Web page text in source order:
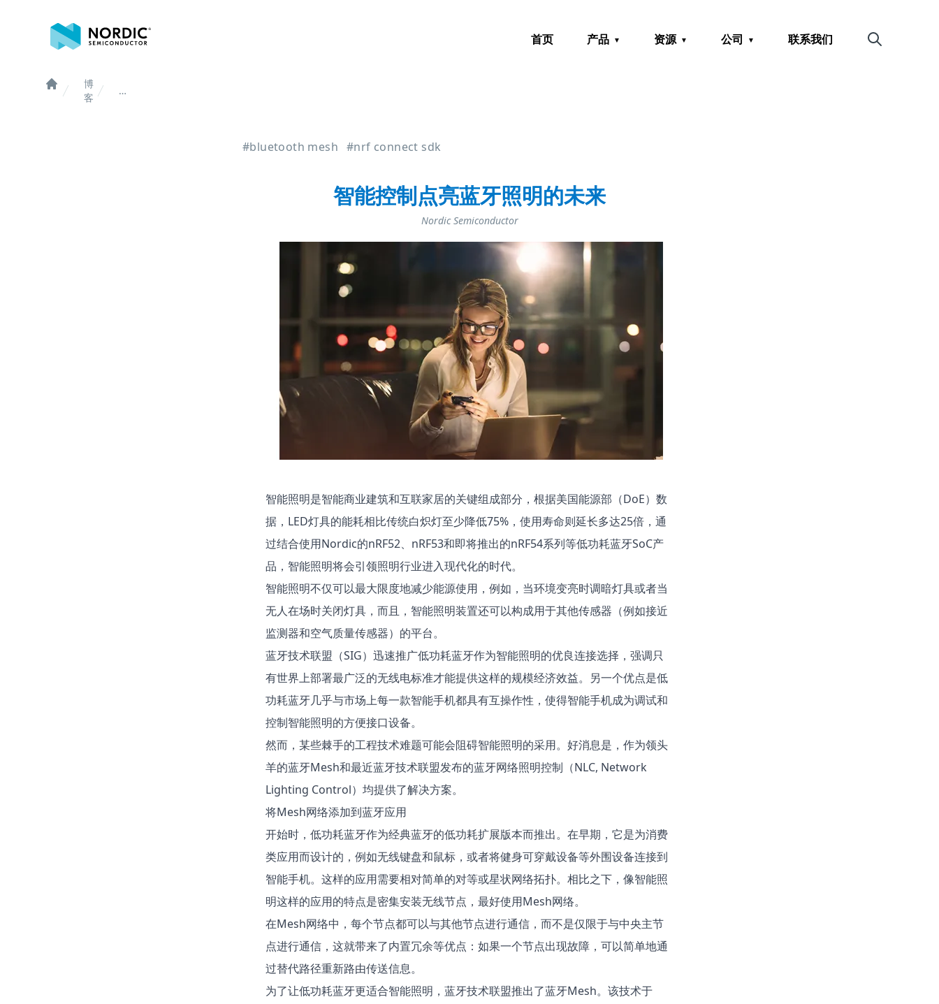
首页 产品 资源 公司
联系我们
Home
博
客
智
#bluetooth mesh #nrf connect sdk
智能控制点亮蓝牙照明的未来
Nordic Semiconductor
智能照明是智能商业建筑和互联家居的关键组成部分，根据美国能源部（DoE）数
据，LED灯具的能耗相比传统白炽灯至少降低75%，使用寿命则延长多达25倍，通
过结合使用Nordic的nRF52、 nRF53和即将推出的nRF54系列等低功耗蓝牙SoC产
品，智能照明将会引领照明行业进入现代化的时代。
智能照明不仅可以最大限度地减少能源使用，例如，当环境变亮时调暗灯具或者当
无人在场时关闭灯具，而且，智能照明装置还可以构成用于其他传感器（例如接近
监测器和空气质量传感器）的平台。
蓝牙技术联盟（SIG）迅速推广低功耗蓝牙作为智能照明的优良连接选择，强调只
有世界上部署最广泛的无线电标准才能提供这样的规模经济效益。另一个优点是低
功耗蓝牙几乎与市场上每一款智能手机都具有互操作性，使得智能手机成为调试和
控制智能照明的方便接口设备。
然而，某些棘手的工程技术难题可能会阻碍智能照明的采用。好消息是，作为领头
羊的蓝牙Mesh和最近蓝牙技术联盟发布的蓝牙网络照明控制（NLC, Network
Lighting Control）均提供了解决方案。
将Mesh网络添加到蓝牙应用
开始时，低功耗蓝牙作为经典蓝牙的低功耗扩展版本而推出。在早期，它是为消费
类应用而设计的，例如无线键盘和鼠标，或者将健身可穿戴设备等外围设备连接到
智能手机。这样的应用需要相对简单的对等或星状网络拓扑。相比之下，像智能照
明这样的应用的特点是密集安装无线节点，最好使用Mesh网络。
在Mesh网络中，每个节点都可以与其他节点进行通信，而不是仅限于与中央主节
点进行通信，这就带来了内置冗余等优点：如果一个节点出现故障，可以简单地通
过替代路径重新路由传送信息。
为了让低功耗蓝牙更适合智能照明，蓝牙技术联盟推出了蓝牙Mesh。该技术于